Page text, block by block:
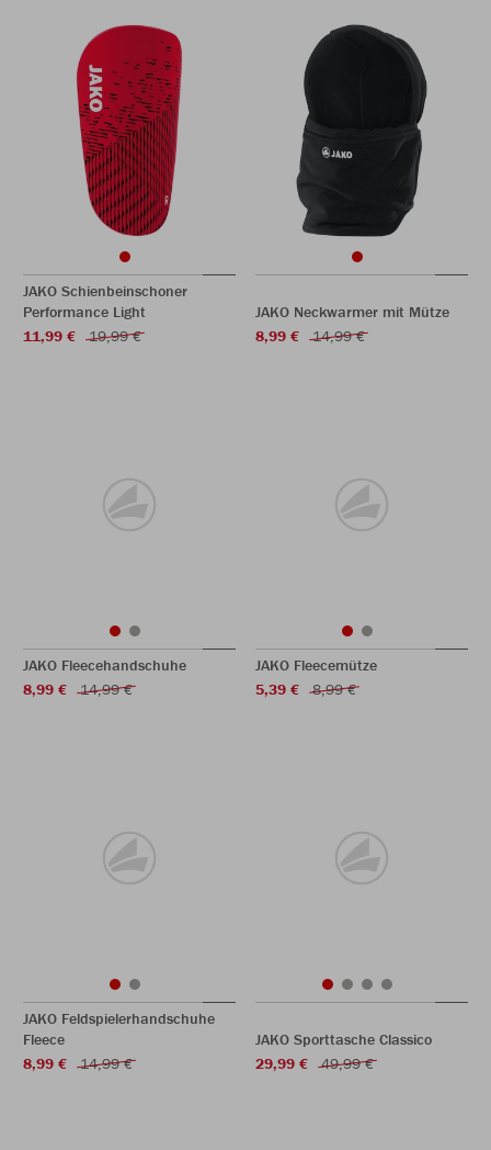
JAKO Schienbeinschoner
Performance Light
11,99 €
19,99 €
JAKO Neckwarmer mit Mütze
8,99 €
14,99 €
JAKO Fleecehandschuhe
8,99 €
14,99 €
JAKO Fleecemütze
5,39 €
8,99 €
JAKO Feldspielerhandschuhe
Fleece
8,99 €
14,99 €
JAKO Sporttasche Classico
29,99 €
49,99 €